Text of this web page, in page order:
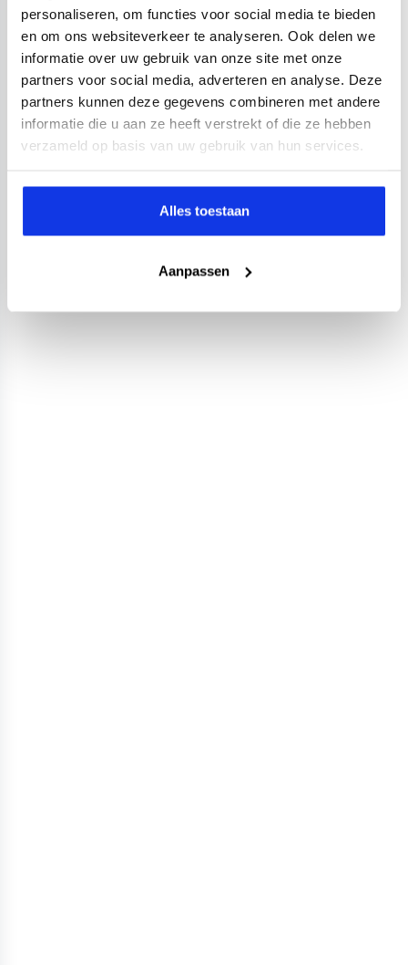
personaliseren, om functies voor social media te bieden
en om ons websiteverkeer te analyseren. Ook delen we
informatie over uw gebruik van onze site met onze
partners voor social media, adverteren en analyse. Deze
partners kunnen deze gegevens combineren met andere
informatie die u aan ze heeft verstrekt of die ze hebben
verzameld op basis van uw gebruik van hun services.
Alles toestaan
Aanpassen